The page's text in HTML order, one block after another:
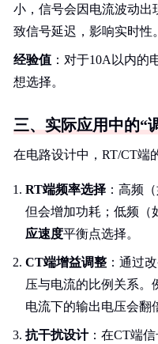
小，信号会因电流波动出
致信号延迟，影响实时性。
经验值 ：对于10A以内的
想选择。
三、实际应用中的“
在电路设计中，RT/CT端
RT端频率选择 ：高频
但会增加功耗；低频（
应速度平衡点选择。
CT端增益调整 ：通过
压与电流的比例关系。
电流下的输出电压会翻
抗干扰设计：在CT端